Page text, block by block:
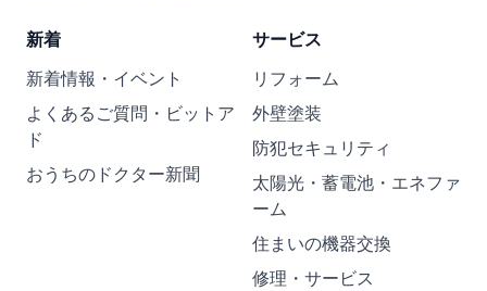
新着
新着情報・イベント
よくあるご質問・ビットア
ド
おうちのドクター新聞
サービス
リフォーム
外壁塗装
防犯セキュリティ
太陽光・蓄電池・エネファ
ーム
住まいの機器交換
修理・サービス